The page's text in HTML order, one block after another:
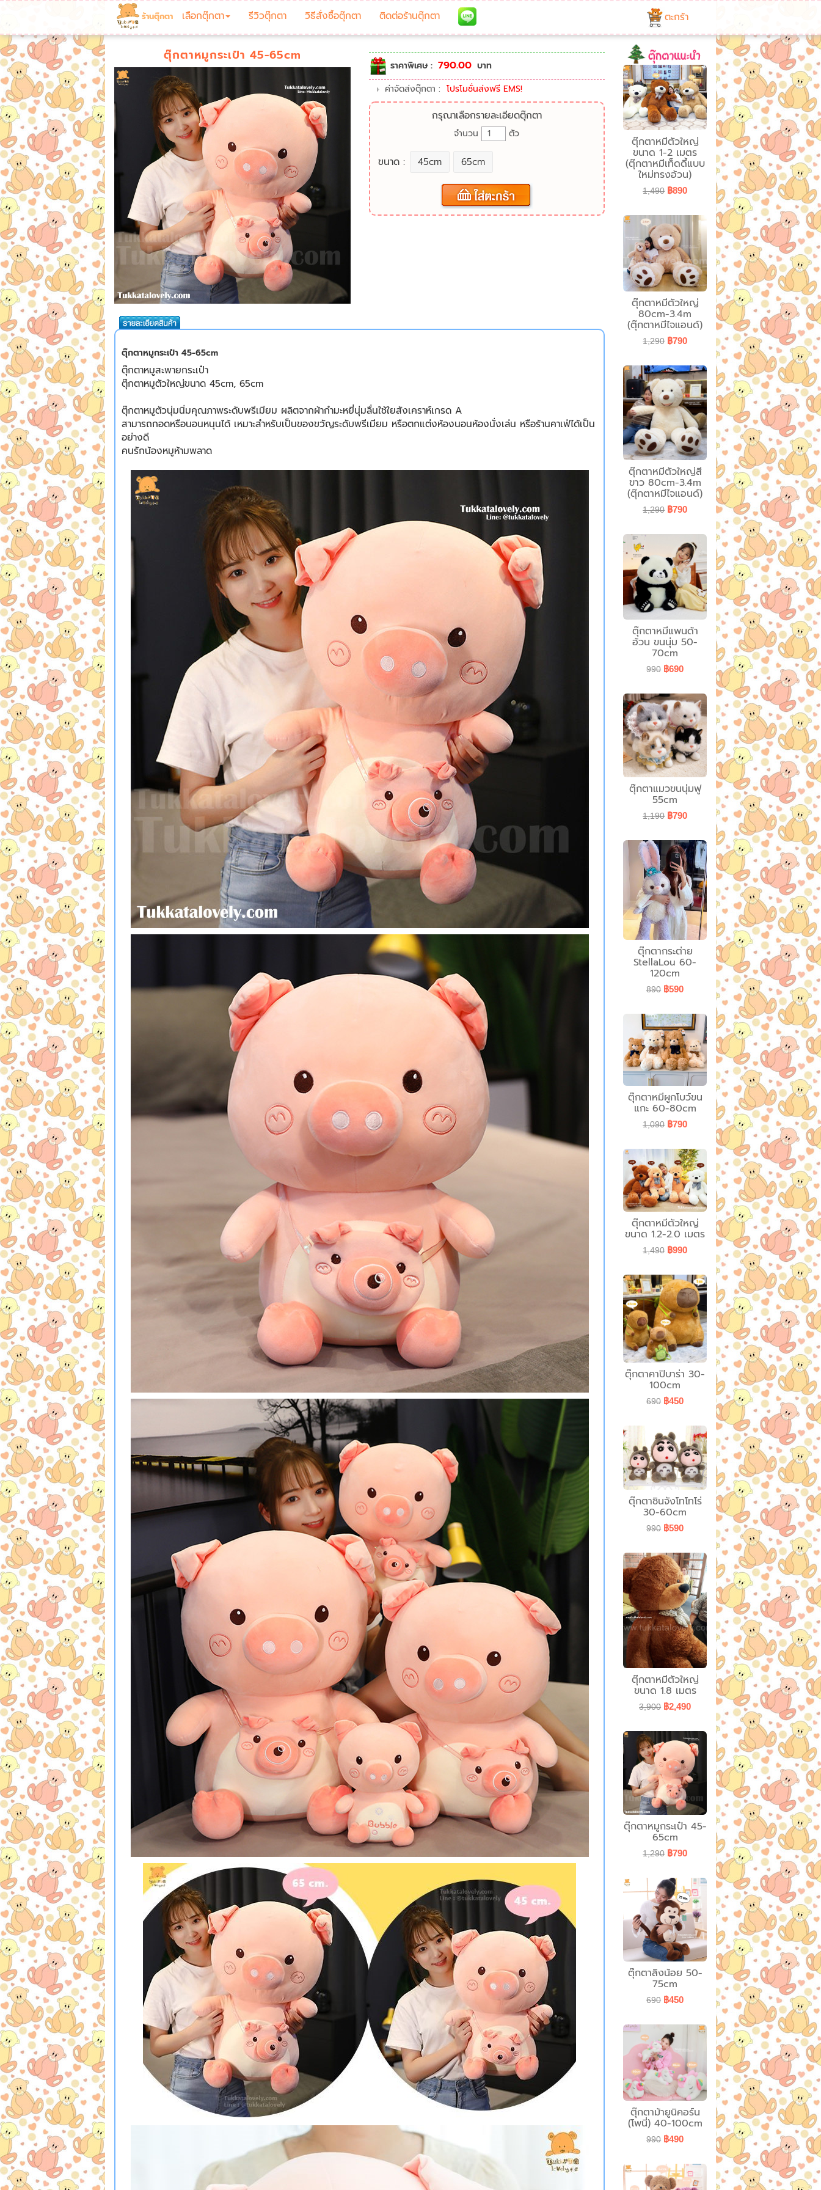
ร้านตุ๊กตา เลือกตุ๊กตา รีวิวตุ๊กตา วิธีสั่งซื้อตุ๊กตา ติดต่อร้านตุ๊กตา ตะกร้า
ตุ๊กตาหมูกระเป๋า 45-65cm
ราคาพิเศษ : 790.00 บาท
ค่าจัดส่งตุ๊กตา : โปรโมชั่นส่งฟรี EMS!
กรุณาเลือกรายละเอียดตุ๊กตา
จำนวน ตัว
ขนาด : 45cm 65cm
ตุ๊กตาหมูกระเป๋า 45-65cm
ตุ๊กตาหมูสะพายกระเป๋า
ตุ๊กตาหมูตัวใหญ่ขนาด 45cm, 65cm
ตุ๊กตาหมูตัวนุ่มนิ่มคุณภาพระดับพรีเมียม ผลิตจากผ้ากำมะหยี่นุ่มลื่นใช้ใยสังเคราห์เกรด A
สามารถกอดหรือนอนหนุนได้ เหมาะสำหรับเป็นของขวัญระดับพรีเมียม หรือตกแต่งห้องนอนห้องนั่งเล่น หรือร้านคาเฟ่ได้เป็น
อย่างดี
คนรักน้องหมูห้ามพลาด
ตุ๊กตาหมีตัวใหญ่
ขนาด 1-2 เมตร
(ตุ๊กตาหมีเท็ดดี้แบบ
ใหม่ทรงอ้วน)
1,490 ฿890
ตุ๊กตาหมีตัวใหญ่
80cm-3.4m
(ตุ๊กตาหมีไจแอนด์)
1,290 ฿790
ตุ๊กตาหมีตัวใหญ่สี
ขาว 80cm-3.4m
(ตุ๊กตาหมีไจแอนด์)
1,290 ฿790
ตุ๊กตาหมีแพนด้า
อ้วน ขนนุ่ม 50-
70cm
990 ฿690
ตุ๊กตาแมวขนนุ่มฟู
55cm
1,190 ฿790
ตุ๊กตากระต่าย
StellaLou 60-
120cm
890 ฿590
ตุ๊กตาหมีผูกโบว์ขน
แกะ 60-80cm
1,090 ฿790
ตุ๊กตาหมีตัวใหญ่
ขนาด 1.2-2.0 เมตร
1,490 ฿990
ตุ๊กตาคาปิบาร่า 30-
100cm
690 ฿450
ตุ๊กตาชินจังโทโทโร่
30-60cm
990 ฿590
ตุ๊กตาหมีตัวใหญ่
ขนาด 1.8 เมตร
3,900 ฿2,490
ตุ๊กตาหมูกระเป๋า 45-
65cm
1,290 ฿790
ตุ๊กตาลิงน้อย 50-
75cm
690 ฿450
ตุ๊กตาม้ายูนิคอร์น
(โพนี่) 40-100cm
990 ฿490